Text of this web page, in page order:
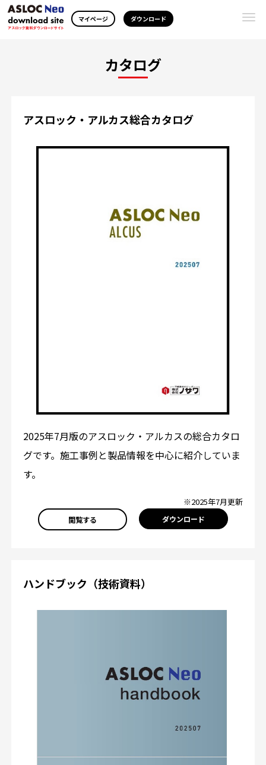
マイページ ダウンロード
カタログ
アスロック・アルカス総合カタログ
2025年7月版のアスロック・アルカスの総合カタロ
グです。施工事例と製品情報を中心に紹介していま
す。
※2025年7月更新
閲覧する ダウンロード
ハンドブック（技術資料）